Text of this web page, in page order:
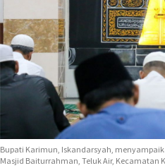
Bupati Karimun, Iskandarsyah,
Masjid Baiturrahman, Teluk Air, Kecamatan